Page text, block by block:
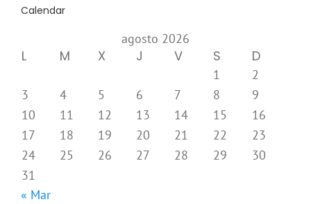
Calendar
agosto 2026
L M X J V S D
1
2
3
4 5 6 7 8
9
10
11 12 13 14 15
16
17
18 19 20 21 22
23
24
25 26 27 28 29
30
31
« Mar